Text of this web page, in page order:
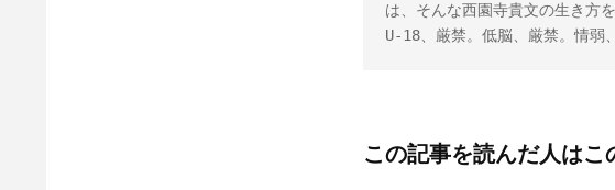
は、そんな西園寺貴文の生き方
U-18、厳禁。低脳、厳禁。情弱
この記事を読んだ人は